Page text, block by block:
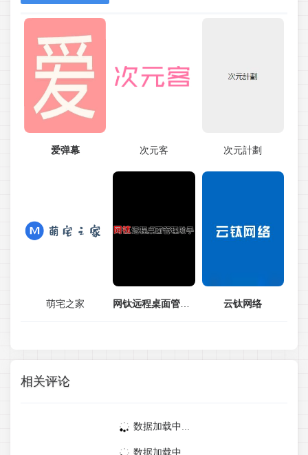
爱弹幕 次元客 次元計劃
萌宅之家 云钛网络
相关评论
数据加载中...
数据加载中...